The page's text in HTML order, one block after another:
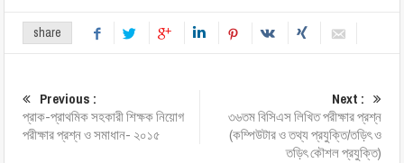
share
Previous :
প্রাক-প্রাথমিক সহকারী শিক্ষক নিয়োগ
পরীক্ষার প্রশ্ন ও সমাধান- ২০১৫
Next :
৩৬তম বিসিএস লিখিত পরীক্ষার প্রশ্ন
(কম্পিউটার ও তথ্য প্রযুক্তি/তড়িৎ ও
তড়িৎ কৌশল প্রযুক্তি)